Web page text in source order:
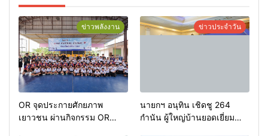
ข่าวพลังงาน
OR จุดประกายศักยภาพ
เยาวชน ผ่านกิจกรรม OR
ข่าวประจำวัน
นายกฯ อนุทิน เชิดชู 264
กำนัน ผู้ใหญ่บ้านยอดเยี่ยม